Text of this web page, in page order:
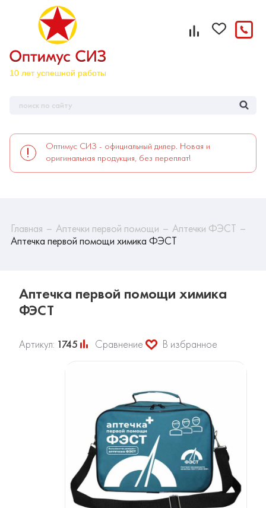
Оптимус СИЗ - официальный дилер. Новая и
оригинальная продукция, без переплат!
Главная Аптечки первой помощи
Аптечки ФЭСТ
Аптечка первой помощи химика ФЭСТ
Аптечка первой помощи химика
ФЭСТ
Артикул: 1745 Сравнение В избранное